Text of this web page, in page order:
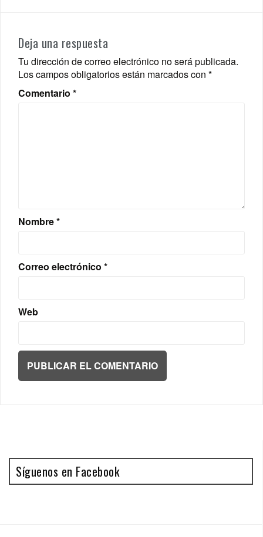
Deja una respuesta
Tu dirección de correo electrónico no será publicada.
Los campos obligatorios están marcados con *
Comentario *
Nombre*
Correo electrónico *
Web
Síguenos en Facebook